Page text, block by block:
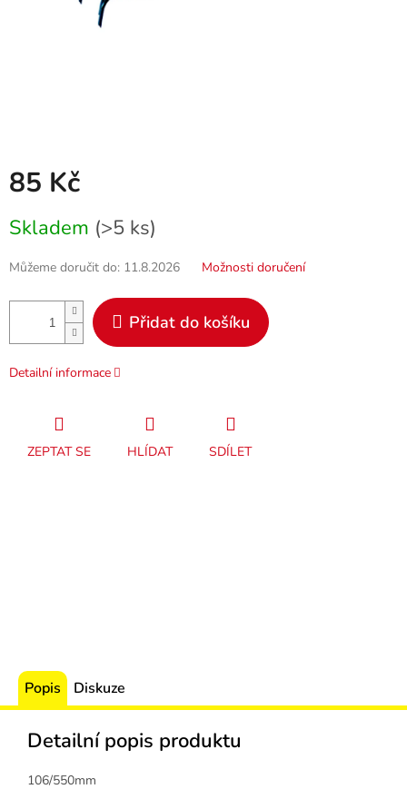
85 Kč
cena:
Skladem (>5 ks)
Můžeme doručit do: 11.8.2026 Možnosti doručení
Přidat do košíku
Detailní informace
ZEPTAT SE HLÍDAT SDÍLET
Popis Diskuze
Detailní popis produktu
106/550mm